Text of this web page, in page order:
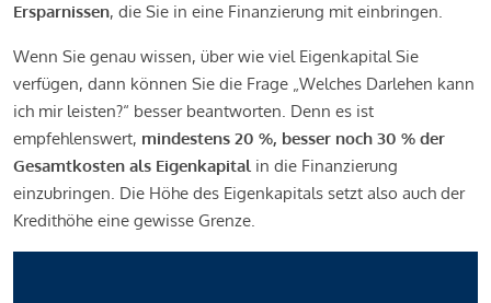
Ersparnissen, die Sie in eine Finanzierung mit einbringen.
Wenn Sie genau wissen, über wie viel Eigenkapital Sie
verfügen, dann können Sie die Frage „Welches Darlehen kann
ich mir leisten?“ besser beantworten. Denn es ist
empfehlenswert, mindestens 20 %, besser noch 30 % der
Gesamtkosten als Eigenkapital in die Finanzierung
einzubringen. Die Höhe des Eigenkapitals setzt also auch der
Kredithöhe eine gewisse Grenze.